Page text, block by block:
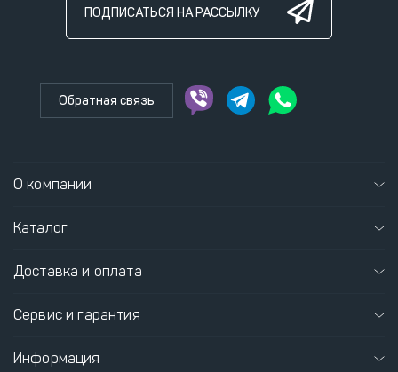
ПОДПИСАТЬСЯ НА РАССЫЛКУ
Обратная связь
О компании
Каталог
Доставка и оплата
Сервис и гарантия
Информация